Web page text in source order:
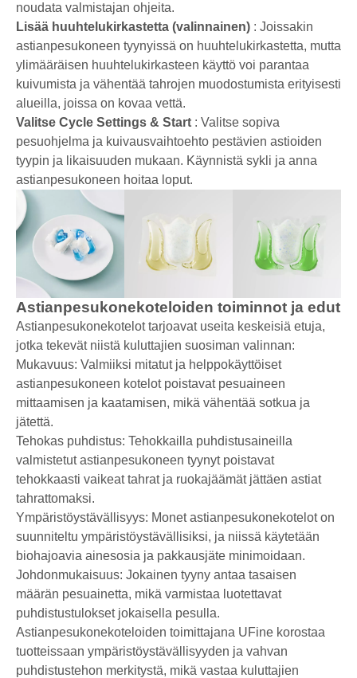
noudata valmistajan ohjeita.
Lisää huuhtelukirkastetta (valinnainen) : Joissakin
astianpesukoneen tyynyissä on huuhtelukirkastetta, mutta
ylimääräisen huuhtelukirkasteen käyttö voi parantaa
kuivumista ja vähentää tahrojen muodostumista erityisesti
alueilla, joissa on kovaa vettä.
Valitse Cycle Settings & Start : Valitse sopiva
pesuohjelma ja kuivausvaihtoehto pestävien astioiden
tyypin ja likaisuuden mukaan. Käynnistä sykli ja anna
astianpesukoneen hoitaa loput.
Astianpesukonekoteloiden toiminnot ja edut
Astianpesukonekotelot tarjoavat useita keskeisiä etuja,
jotka tekevät niistä kuluttajien suosiman valinnan:
Mukavuus: Valmiiksi mitatut ja helppokäyttöiset
astianpesukoneen kotelot poistavat pesuaineen
mittaamisen ja kaatamisen, mikä vähentää sotkua ja
jätettä.
Tehokas puhdistus: Tehokkailla puhdistusaineilla
valmistetut astianpesukoneen tyynyt poistavat
tehokkaasti vaikeat tahrat ja ruokajäämät jättäen astiat
tahrattomaksi.
Ympäristöystävällisyys: Monet astianpesukonekotelot on
suunniteltu ympäristöystävällisiksi, ja niissä käytetään
biohajoavia ainesosia ja pakkausjäte minimoidaan.
Johdonmukaisuus: Jokainen tyyny antaa tasaisen
määrän pesuainetta, mikä varmistaa luotettavat
puhdistustulokset jokaisella pesulla.
Astianpesukonekoteloiden toimittajana UFine korostaa
tuotteissaan ympäristöystävällisyyden ja vahvan
puhdistustehon merkitystä, mikä vastaa kuluttajien